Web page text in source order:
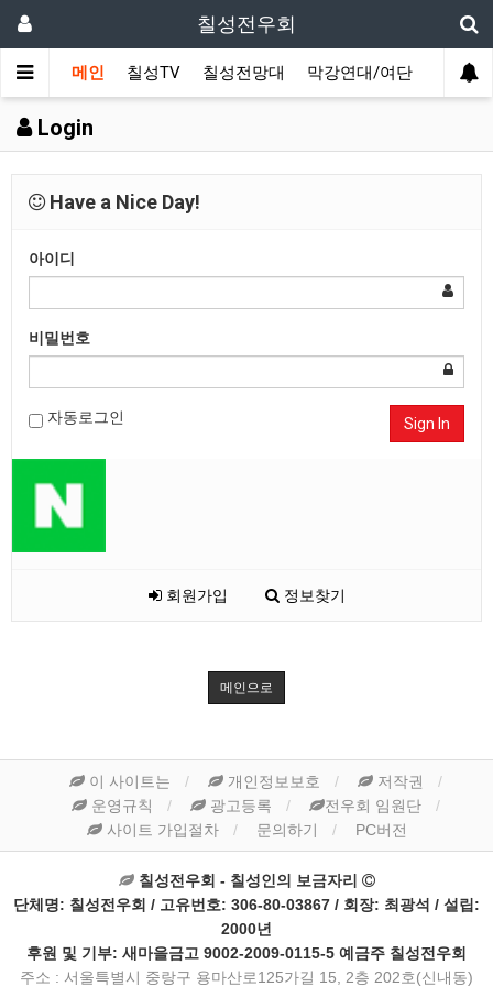
칠성전우회
메인 칠성TV 칠성전망대 막강연대/여단 사단
Login
Have a Nice Day!
아이디
비밀번호
자동로그인 Sign In
회원가입 정보찾기
메인으로
이 사이트는 개인정보보호
저작권
운영규칙
광고등록
전우회 임원단
사이트 가입절차
문의하기 PC버전
칠성전우회 - 칠성인의 보금자리
단체명: 칠성전우회 / 고유번호: 306-80-03867 / 회장: 최광석 / 설립:
2000년
후원 및 기부: 새마을금고 9002-2009-0115-5 예금주 칠성전우회
주소 : 서울특별시 중랑구 용마산로125가길 15, 2층 202호(신내동)